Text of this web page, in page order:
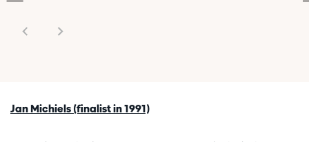
Jan Michiels (finalist in 1991)